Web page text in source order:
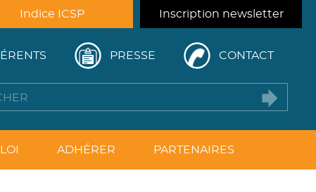
PRESSE CONTACT
Indice ICSP Inscription newsletter
ADHÉRER PARTENAIRES